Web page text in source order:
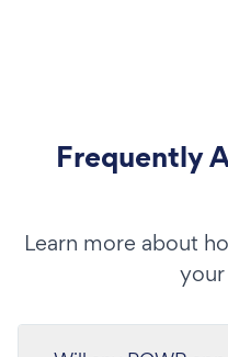
Frequently
Learn more about